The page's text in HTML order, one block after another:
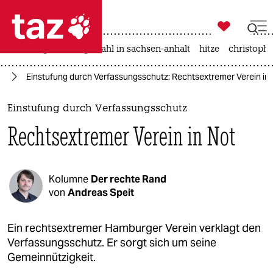
 taz zahl ich
taz zahl ich
themen
politik
öko
gesellschaft
kultur
sport

taz zahl ich
landtagswahl in sachsen-anhalt hitze
Einstufung durch Verfassungsschutz: Rechtsextremer Verein in
Einstufung durch Verfassungsschutz
Rechtsextremer Verein in Not
Kolumne Der rechte Rand
von Andreas Speit
Ein rechtsextremer Hamburger Verein verklagt den
Verfassungsschutz. Er sorgt sich um seine
Gemeinnützigkeit.